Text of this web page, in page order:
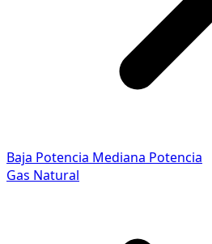
Baja Potencia Mediana Potencia
Gas Natural